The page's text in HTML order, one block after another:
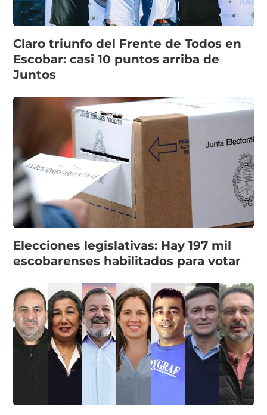
Claro triunfo del Frente de Todos en
Escobar: casi 10 puntos arriba de
Juntos
Elecciones legislativas: Hay 197 mil
escobarenses habilitados para votar